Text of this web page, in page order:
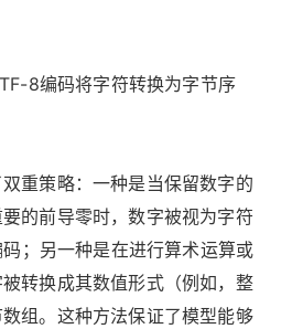
8编码将字符转换为字节序
重策略：一种是当保留数字的
的前导零时，数字被视为字符
；另一种是在进行算术运算或
转换成其数值形式（例如，整
组。这种方法保证了模型能够